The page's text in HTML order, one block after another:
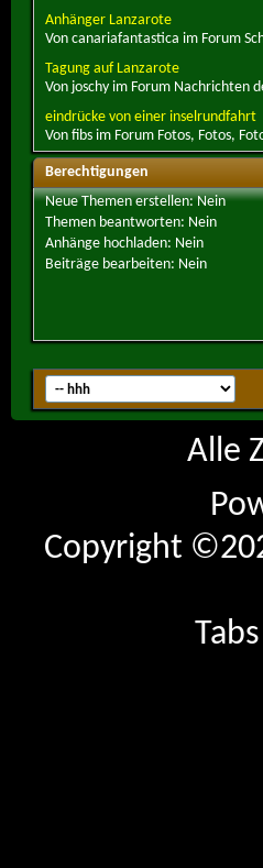
Anhänger Lanzarote
Von canariafantastica im Forum
Tagung auf Lanzarote
Von joschy im Forum Nachrichten
eindrücke von einer inselrundfahrt
Von fibs im Forum Fotos, Fotos,
Berechtigungen
Neue Themen erstellen:Nein
Themen beantworten: Nein
Anhänge hochladen: Nein
Beiträge bearbeiten: Nein
Alle
Copyright